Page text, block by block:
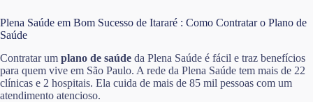
Plena Saúde em Bom Sucesso de Itararé : Como Contratar o Plano de
Saúde
Contratar um plano de saúde da Plena Saúde é fácil e traz benefícios
para quem vive em São Paulo. A rede da Plena Saúde tem mais de 22
clínicas e 2 hospitais. Ela cuida de mais de 85 mil pessoas com um
atendimento atencioso.